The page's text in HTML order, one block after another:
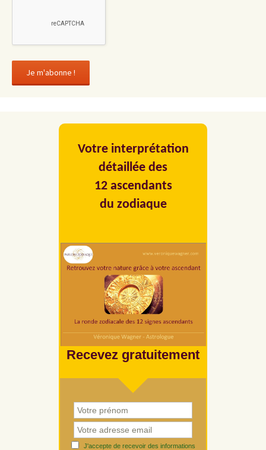
Votre interprétation
détaillée des
12 ascendants
du zodiaque
Recevez gratuitement
J'accepte de recevoir des informations